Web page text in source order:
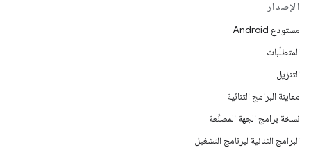
الإصدار
مستودع Android
المتطلّبات
التنزيل
معاينة البرامج الثنائية
نسخة برامج الجهة المصنِّعة
البرامج الثنائية لبرنامج التشغيل